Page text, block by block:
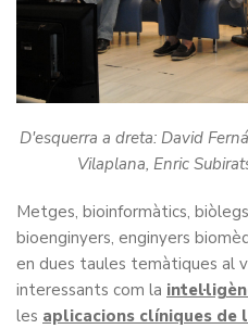
D'esquerra a dreta: David
Vilaplana, Enric
Metges, bioinformàtics,
bioenginyers, enginyers
en dues taules temàtiques al
interessants com la
les aplicacions clíniques de